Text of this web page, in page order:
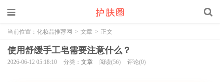
当前位置： 化妆品推荐网 > 文章 > 正文
使用舒缓手工皂需要注意什么？
2026-06-12 05:18:10 分类： 文章 阅读(56) 评论(0)